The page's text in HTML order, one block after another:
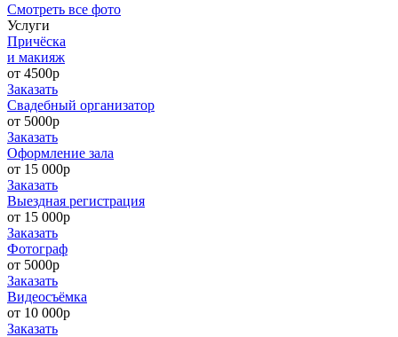
Cмотреть все фото
Услуги
Причёска
и макияж
от 4500р
Заказать
Свадебный организатор
от 5000р
Заказать
Оформление зала
от 15 000р
Заказать
Выездная регистрация
от 15 000р
Заказать
Фотограф
от 5000р
Заказать
Видеосъёмка
от 10 000р
Заказать